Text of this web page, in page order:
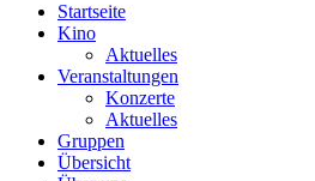
Startseite
Kino
Aktuelles
Veranstaltungen
Konzerte
Aktuelles
Gruppen
Übersicht